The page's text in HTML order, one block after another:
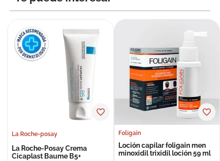
La Roche-posay
La Roche-Posay Crema
Cicaplast Baume B5+
Foligain
Loción capilar foligain men
minoxidil trixidil loción 59 ml